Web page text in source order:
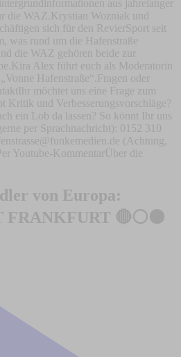
aus jahrelanger
die WAZ.Krystian Wozniak und
sich für den RevierSport seit
was rund um die Hafenstraße
die WAZ gehören beide zur
Alex führt euch als Moderatorin
Hafenstraße“.Fragen oder
möchtet uns eine Frage zum
Kritik und Verbesserungsvorschläge?
ein Lob da lassen? So könnt Ihr uns
per Sprachnachricht): 0152 310
(Achtung,
Youtube-KommentarÜber die
von Europa:
FRANKFURT 🔴⚪️⚫️